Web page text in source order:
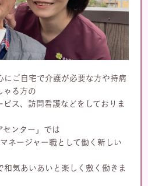
にご自宅で介護が必要な方や持病
ゃる方の
ス、訪問看護などをしておりま
センター」では
ネージャー職として働く新しい
和気あいあいと楽しく敷く働きま